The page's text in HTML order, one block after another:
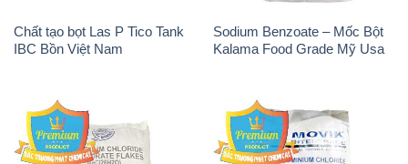
Chất tạo bọt Las P Tico Tank
IBC Bồn Việt Nam
Sodium Benzoate – Mốc Bột
Kalama Food Grade Mỹ Usa